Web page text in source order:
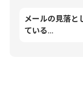
メールの見落と
ている...